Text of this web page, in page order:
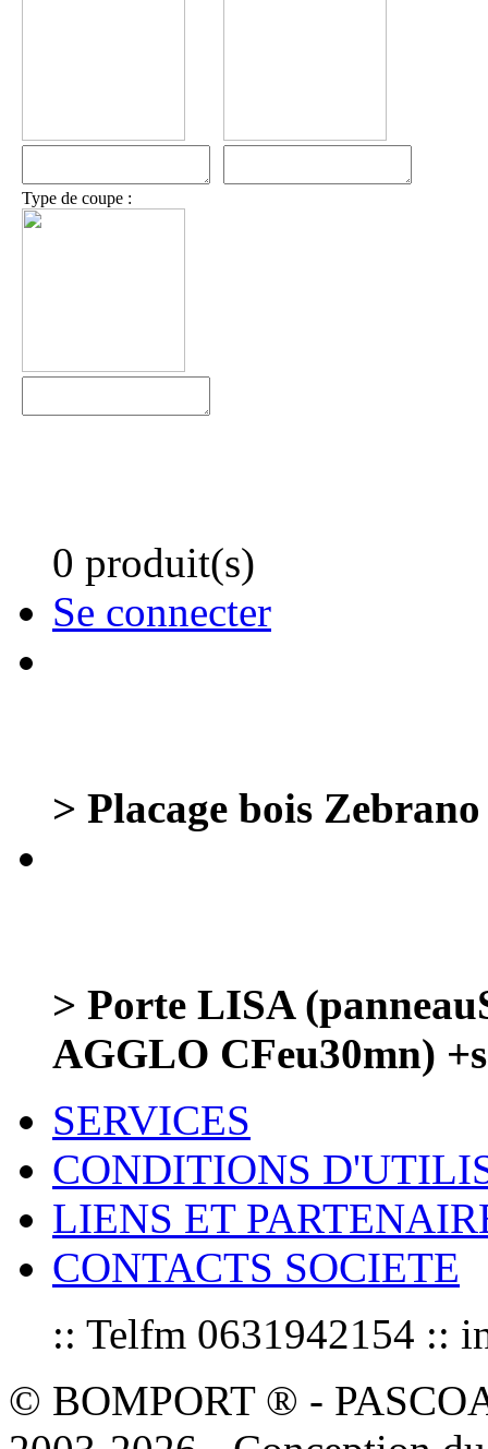
Type de coupe :
0 produit(s)
Se connecter
> Placage bois
> Porte LISA
AGGLO CFeu30mn)
SERVICES
CONDITIONS
LIENS ET
CONTACTS SOCIETE
:: Telfm 0631942154 ::
© BOMPORT ® -